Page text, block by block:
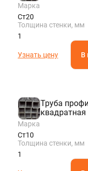
Марка
Ст20
Толщина стенки, мм
1
Узнать цену В
Труба
квадратная
Марка
Ст10
Толщина стенки, мм
1